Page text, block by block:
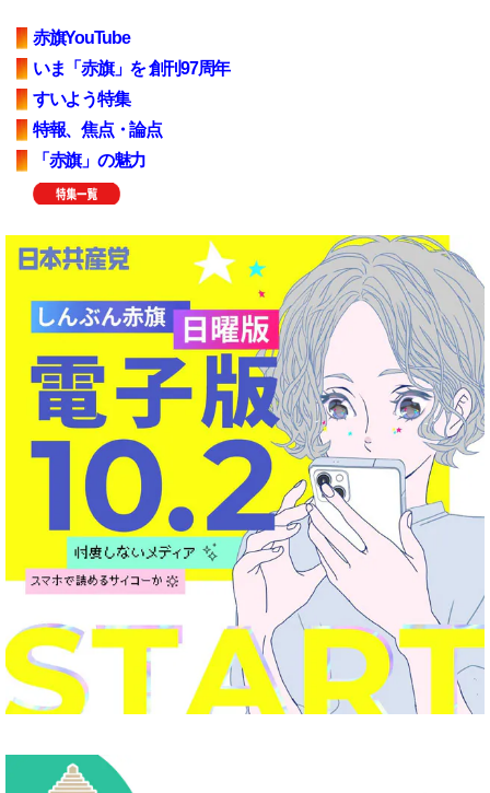
赤旗YouTube
いま「赤旗」を 創刊97周年
すいよう特集
特報、焦点・論点
「赤旗」の魅力